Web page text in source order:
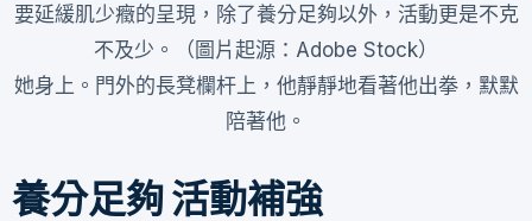
要延緩肌少癥的呈現，除了養分足夠以外，活動更是不克
不及少。（圖片起源：Adobe Stock）
她身上。門外的長凳欄杆上，他靜靜地看著他出拳，默默
陪著他。
養分足夠 活動補強